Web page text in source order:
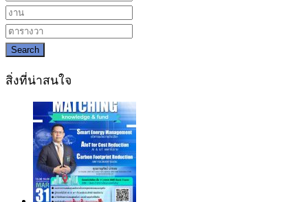
Search
สิ่งที่น่าสนใจ